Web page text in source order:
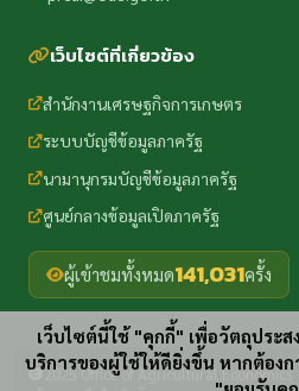
เว็บไซต์ที่เกี่ยวข้อง
สำนักงานเศรษฐกิจการเกษตร
ระบบบัญชีข้อมูลภาครัฐ
นามานุกรมบัญชีข้อมูลภาครัฐ
ศูนย์กลางข้อมูลเปิดภาครัฐ
ผู้เข้าชมทั้งหมด141,031ครั้ง
2025 Office of Agricultural Economics
เว็บไซต์นี้ใช้ "คุกกี้" เพื่อวัตถุประ
บริการของผู้ใช้ให้ดียิ่งขึ้น หากต้อง